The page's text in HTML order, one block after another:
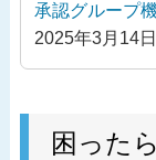
承認グループ
2025年3月14日
困った